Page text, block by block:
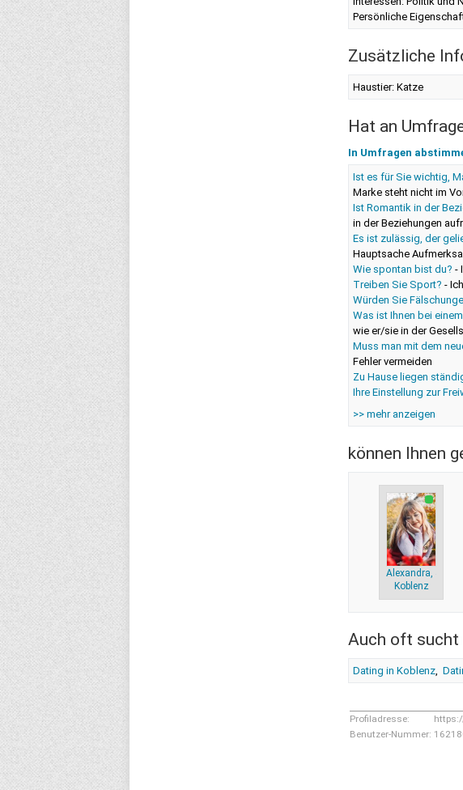
Persönliche
Zusätzliche
Haustier: Katze
Hat an
In Umfragen
Ist es für Sie wichtig,
Marke steht nicht im
Ist Romantik in der
in der Beziehungen
Es ist zulässig, der
Hauptsache
Wie spontan bist du? -
Treiben Sie Sport? -
Würden Sie
Was ist Ihnen bei
wie er/sie in der
Muss man mit dem
Fehler vermeiden
Zu Hause liegen
Ihre Einstellung zur
>> mehr anzeigen
können Ihnen
Alexandra, 46,
Koblenz
Auch oft sucht
Dating in Koblenz,
Profiladresse:
Benutzer-Nummer: